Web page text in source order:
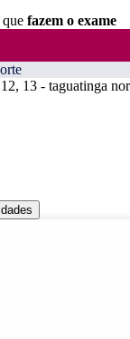
fazem o exame
13 - taguatinga